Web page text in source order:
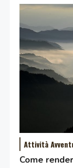
Attività
Come